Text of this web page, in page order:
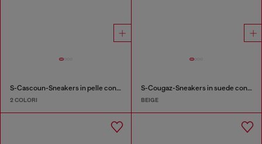
S-Cascoun-Sneakers in pelle con logo laterale
2 COLORI
S-Cougaz-Sneakers in suede con D a contrasto
BEIGE